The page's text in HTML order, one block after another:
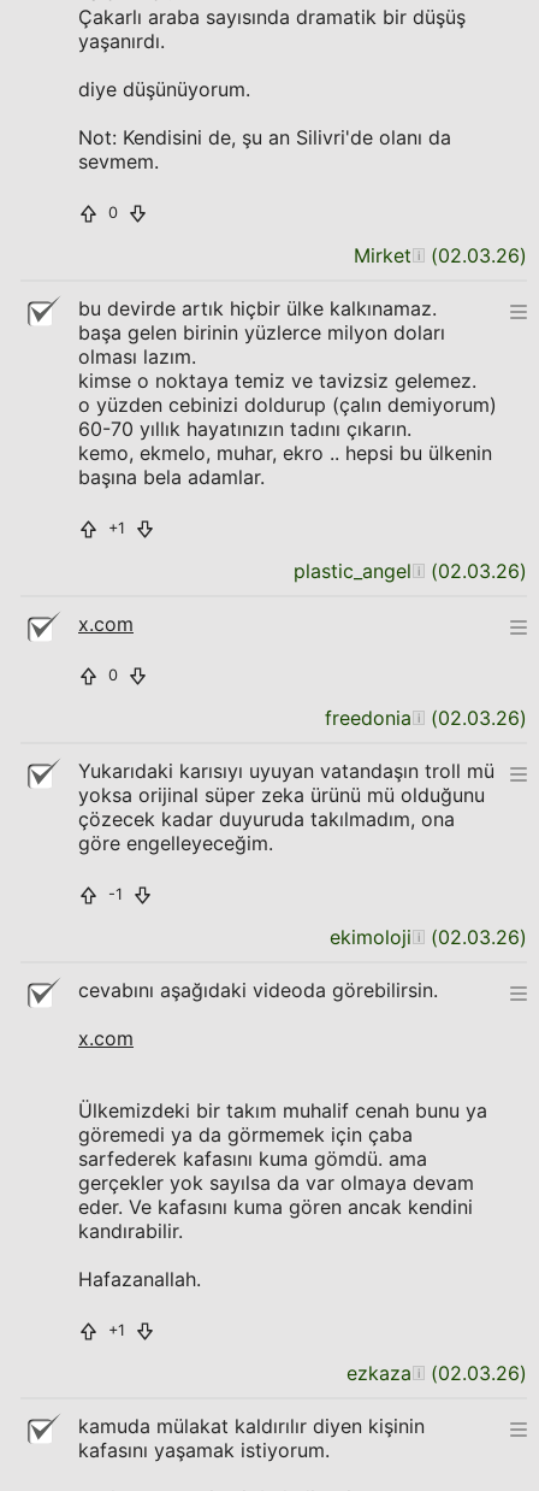
Çakarlı araba sayısında dramatik bir düşüş
yaşanırdı.
diye düşünüyorum.
Not: Kendisini de, şu an Silivri'de olanı da
sevmem.
0
Mirket (02.03.26)
bu devirde artık hiçbir ülke kalkınamaz.
başa gelen birinin yüzlerce milyon doları
olması lazım.
kimse o noktaya temiz ve tavizsiz gelemez.
o yüzden cebinizi doldurup (çalın demiyorum)
60-70 yıllık hayatınızın tadını çıkarın.
kemo, ekmelo, muhar, ekro .. hepsi bu ülkenin
başına bela adamlar.
+1
plastic_angel (02.03.26)
x.com
0
freedonia (02.03.26)
Yukarıdaki karısıyı uyuyan vatandaşın troll mü
yoksa orijinal süper zeka ürünü mü olduğunu
çözecek kadar duyuruda takılmadım, ona
göre engelleyeceğim.
-1
ekimoloji (02.03.26)
cevabını aşağıdaki videoda görebilirsin.
x.com
Ülkemizdeki bir takım muhalif cenah bunu ya
göremedi ya da görmemek için çaba
sarfederek kafasını kuma gömdü. ama
gerçekler yok sayılsa da var olmaya devam
eder. Ve kafasını kuma gören ancak kendini
kandırabilir.
Hafazanallah.
+1
ezkaza (02.03.26)
kamuda mülakat kaldırılır diyen kişinin
kafasını yaşamak istiyorum.